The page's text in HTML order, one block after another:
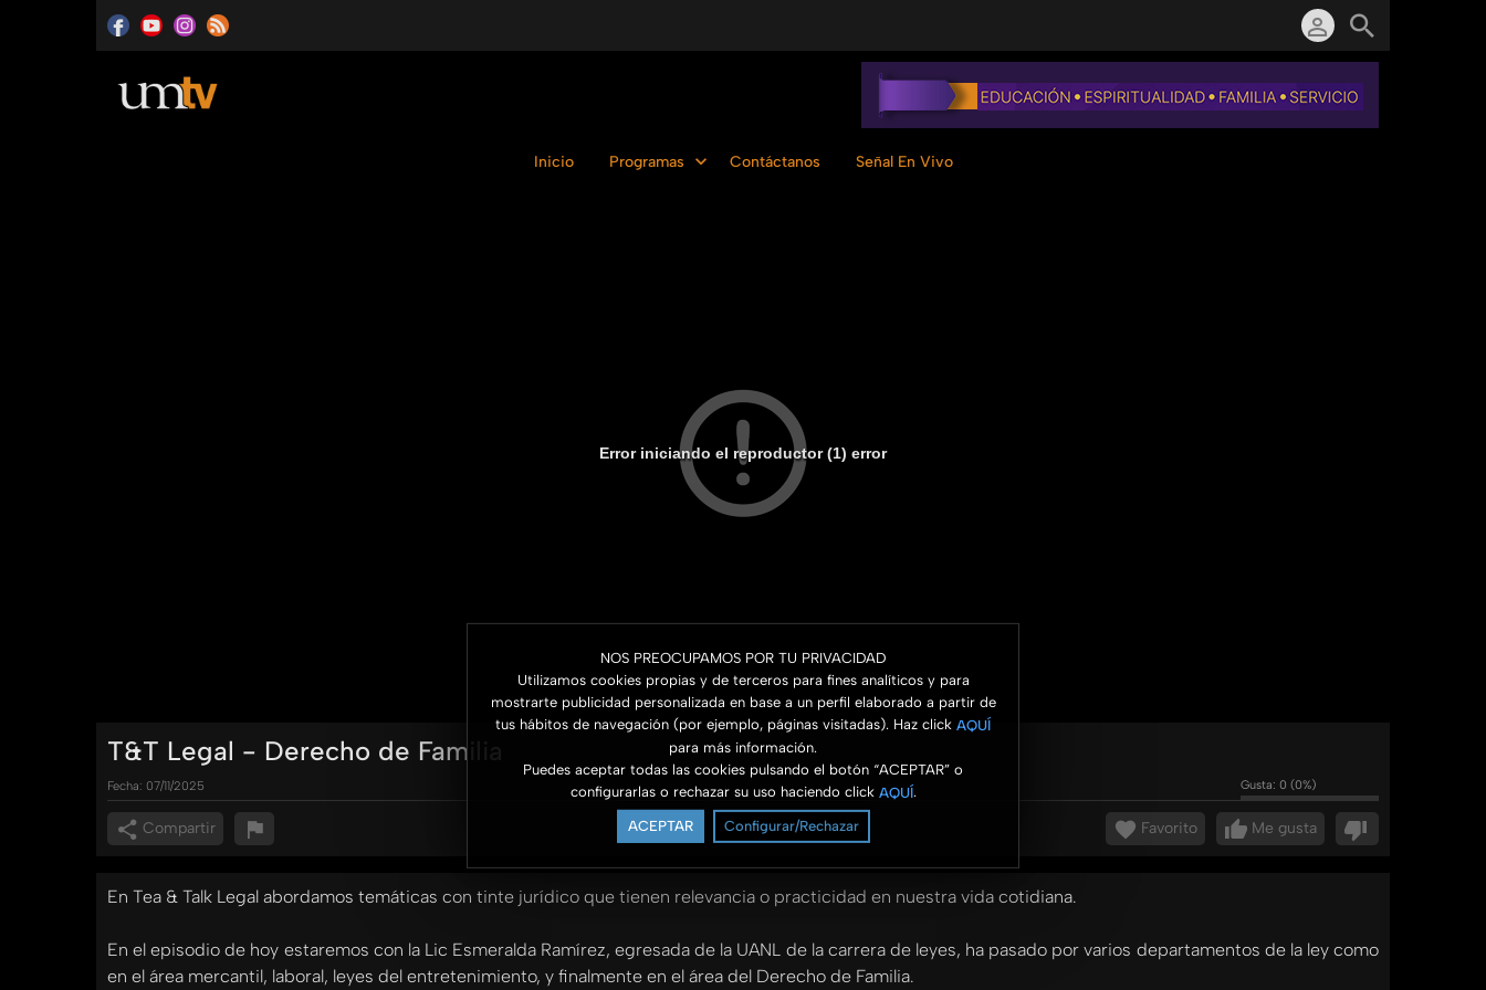
NOS PREOCUPAMOS POR TU PRIVACIDAD
Utilizamos cookies propias y de terceros para fines analíticos y para
mostrarte publicidad personalizada en base a un perfil elaborado a partir de
tus hábitos de navegación (por ejemplo, páginas visitadas). Haz click AQUÍ
para más información.
Puedes aceptar todas las cookies pulsando el botón “ACEPTAR” o
configurarlas o rechazar su uso haciendo click AQUÍ.
ACEPTAR Configurar/Rechazar
Inicio Programas Contáctanos Señal En Vivo
Error iniciando el reproductor (1) error
T&T Legal - Derecho de Familia
Fecha: 07/11/2025 Gusta: 0 (0%)
Compartir Me gusta
Favorito
En Tea & Talk Legal abordamos temáticas con tinte jurídico que tienen relevancia o practicidad en nuestra vida cotidiana.
En el episodio de hoy estaremos con la Lic Esmeralda Ramírez, egresada de la UANL de la carrera de leyes, ha pasado por varios departamentos de la ley como
en el área mercantil, laboral, leyes del entretenimiento, y finalmente en el área del Derecho de Familia.